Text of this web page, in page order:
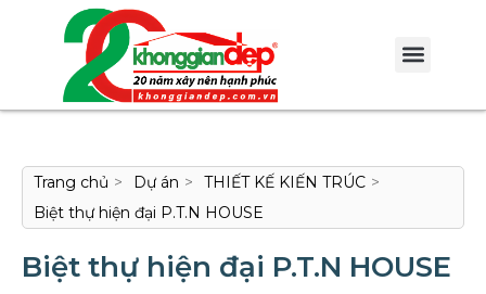
Trang chủ > Dự án > THIẾT KẾ KIẾN TRÚC >
Biệt thự hiện đại P.T.N HOUSE
Biệt thự hiện đại P.T.N HOUSE